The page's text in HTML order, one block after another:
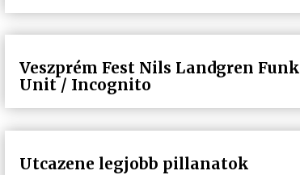
Veszprém Fest Nils Landgren Funk
Unit / Incognito
Utcazene legjobb pillanatok